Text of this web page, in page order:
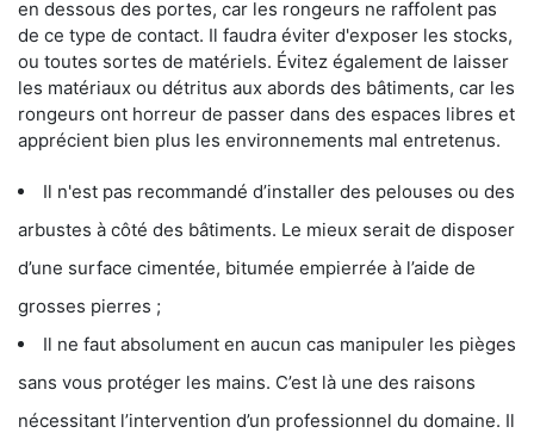
en dessous des portes, car les rongeurs ne raffolent pas
de ce type de contact. Il faudra éviter d'exposer les stocks,
ou toutes sortes de matériels. Évitez également de laisser
les matériaux ou détritus aux abords des bâtiments, car les
rongeurs ont horreur de passer dans des espaces libres et
apprécient bien plus les environnements mal entretenus.
Il n'est pas recommandé d’installer des pelouses ou des
arbustes à côté des bâtiments. Le mieux serait de disposer
d’une surface cimentée, bitumée empierrée à l’aide de
grosses pierres ;
Il ne faut absolument en aucun cas manipuler les pièges
sans vous protéger les mains. C’est là une des raisons
nécessitant l’intervention d’un professionnel du domaine. Il